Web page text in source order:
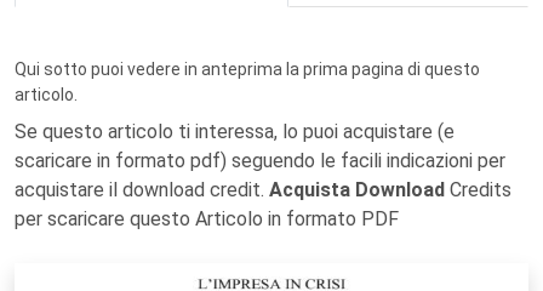
Qui sotto puoi vedere in anteprima la prima pagina di questo
articolo.
Se questo articolo ti interessa, lo puoi acquistare (e
scaricare in formato pdf) seguendo le facili indicazioni per
acquistare il download credit. Acquista Download Credits
per scaricare questo Articolo in formato PDF